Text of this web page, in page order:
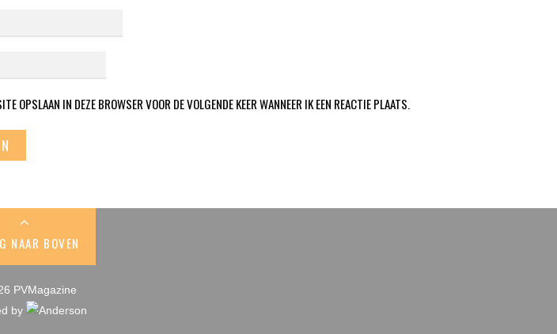
OPSLAAN IN DEZE BROWSER VOOR DE VOLGENDE KEER WANNEER IK EEN REACTIE PLAATS.
NAAR BOVEN
PVMagazine
by